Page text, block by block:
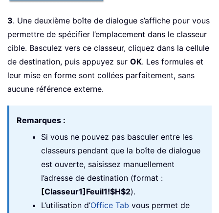
3. Une deuxième boîte de dialogue s’affiche pour vous
permettre de spécifier l’emplacement dans le classeur
cible. Basculez vers ce classeur, cliquez dans la cellule
de destination, puis appuyez sur OK. Les formules et
leur mise en forme sont collées parfaitement, sans
aucune référence externe.
Remarques :
Si vous ne pouvez pas basculer entre les
classeurs pendant que la boîte de dialogue
est ouverte, saisissez manuellement
l’adresse de destination (format :
[Classeur1]Feuil1!$H$2).
L’utilisation d’Office Tab vous permet de